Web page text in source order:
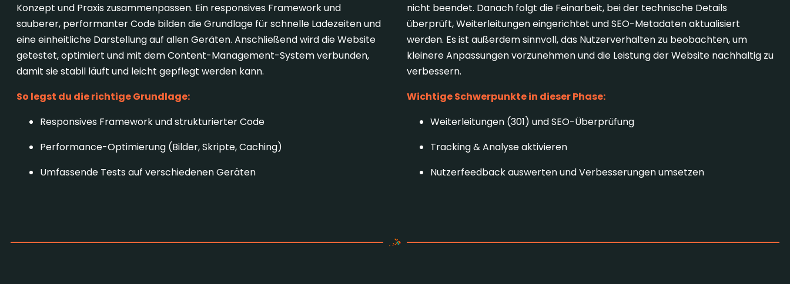
Konzept und Praxis zusammenpassen. Ein responsives Framework und
sauberer, performanter Code bilden die Grundlage für schnelle Ladezeiten und
eine einheitliche Darstellung auf allen Geräten. Anschließend wird die Website
getestet, optimiert und mit dem Content-Management-System verbunden,
damit sie stabil läuft und leicht gepflegt werden kann.
So legst du die richtige Grundlage:
Responsives Framework und strukturierter Code
Performance-Optimierung (Bilder, Skripte, Caching)
Umfassende Tests auf verschiedenen Geräten
nicht beendet. Danach folgt die Feinarbeit, bei der technische Details
überprüft, Weiterleitungen eingerichtet und SEO-Metadaten aktualisiert
werden. Es ist außerdem sinnvoll, das Nutzerverhalten zu beobachten, um
kleinere Anpassungen vorzunehmen und die Leistung der Website nachhaltig zu
verbessern.
Wichtige Schwerpunkte in dieser Phase:
Weiterleitungen (301) und SEO-Überprüfung
Tracking & Analyse aktivieren
Nutzerfeedback auswerten und Verbesserungen umsetzen